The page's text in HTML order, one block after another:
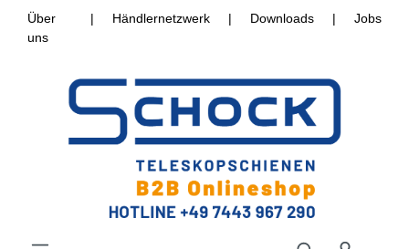
Über
uns
| Händlernetzwerk | Downloads | Jobs